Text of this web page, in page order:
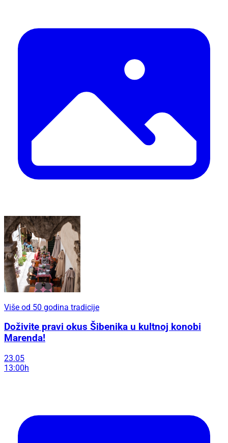
Više od 50 godina tradicije
Doživite pravi okus Šibenika u kultnoj konobi
Marenda!
23.05
13:00h